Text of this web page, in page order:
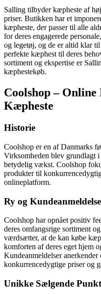
Salling tilbyder kæpheste af
priser. Butikken har et
kæpheste, der passer til alle
for deres engagerede
og legetøj, og de er altid klar
perfekte kæphest til deres
sortiment og ekspertise er
kæphestekøb.
Coolshop –
Kæpheste
Historie
Coolshop er en af Danmarks
Virksomheden blev grundlagt
betydelig vækst. Coolshop
produkter til
onlineplatform.
Ry og
Coolshop har opnået positiv
deres omfangsrige sortiment
værdsætter, at de kan købe
komforten af deres eget hjem
Kundeanmeldelser
konkurrencedygtige priser og
Unikke Sælgende